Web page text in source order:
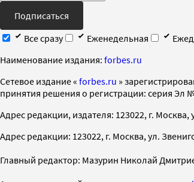
Подписаться
Все сразу
Еженедельная
Наименование издания: forbes.ru
Cетевое издание « forbes.ru »
принятия решения о регистрации: серия Эл
Адрес редакции, издателя: 123022, г. Москва,
Адрес редакции: 123022, г. Москва, ул.
Главный редактор: Мазурин Николай